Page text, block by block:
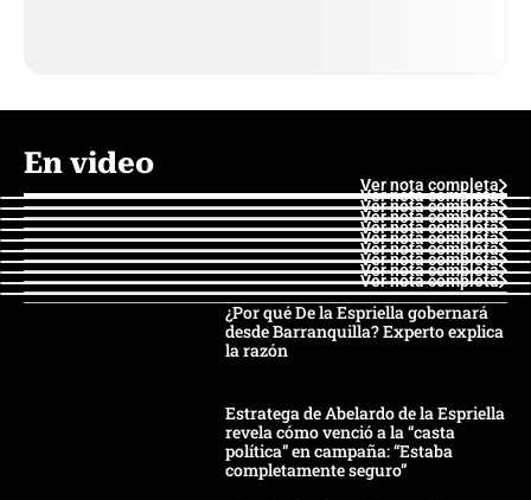
En video
Ver nota completa
Ver nota completa
Ver nota completa
Ver nota completa
Ver nota completa
Ver nota completa
Ver nota completa
Ver nota completa
Ver nota completa
Ver nota completa
¿Por qué De la Espriella gobernará
desde Barranquilla? Experto explica
la razón
Estratega de Abelardo de la Espriella
revela cómo venció a la “casta
política” en campaña: “Estaba
completamente seguro”